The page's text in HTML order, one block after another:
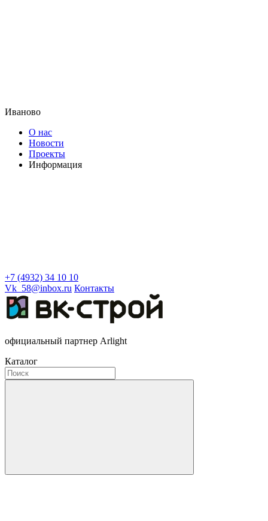
Иваново
О нас
Новости
Проекты
Информация
+7 (4932) 34 10 10
Vk_58@inbox.ru Контакты
официальный партнер Arlight
Каталог